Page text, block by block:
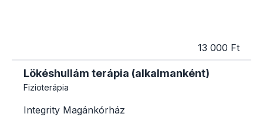
13 000 Ft
Lökéshullám terápia (alkalmanként)
Fizioterápia
Integrity Magánkórház